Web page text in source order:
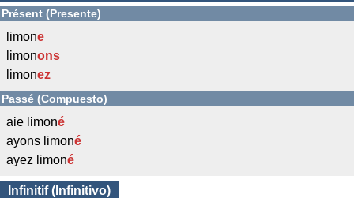
Présent (Presente)
limone
limonons
limonez
Passé (Compuesto)
aie limoné
ayons limoné
ayez limoné
Infinitif (Infinitivo)